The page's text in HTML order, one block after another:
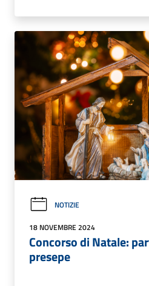
NOTIZIE
18 NOVEMBRE 2024
Concorso di Natale:
presepe